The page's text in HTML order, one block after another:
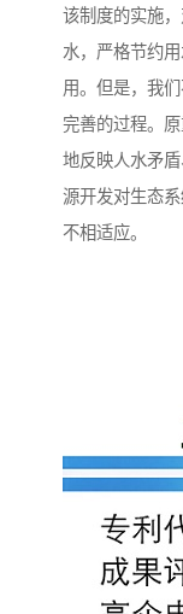
该制度的实施
水，严格节约
用。但是，我
完善的过程。
地反映人水矛
源开发对生态
不相适应。